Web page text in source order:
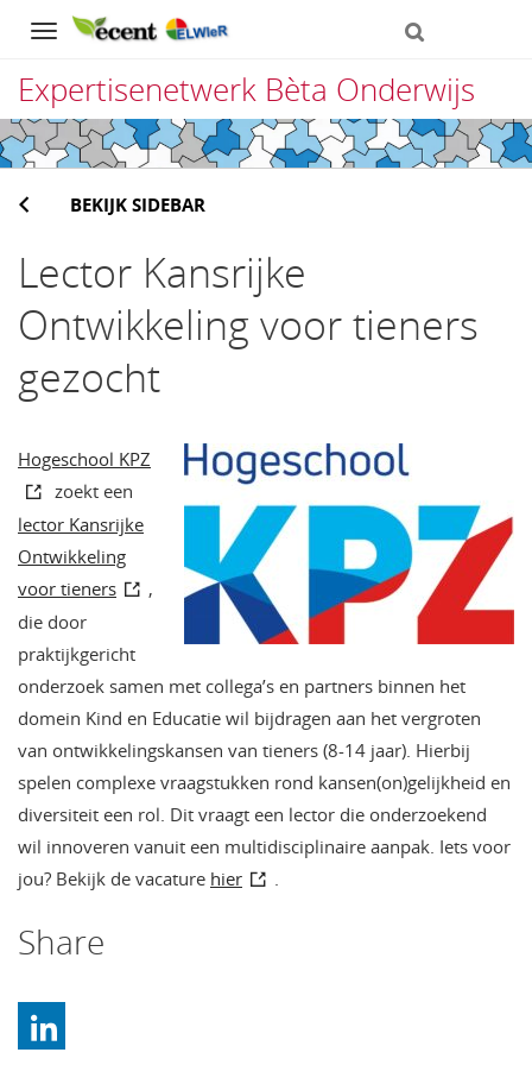
Navigation
Expertisenetwerk Bèta Onderwijs
Direct
naar
het
inhoud
BEKIJK SIDEBAR
Lector Kansrijke
Ontwikkeling voor tieners
gezocht
Hogeschool KPZ
zoekt een
lector Kansrijke
Ontwikkeling
voor tieners
,
die door
praktijkgericht
onderzoek samen met collega’s en partners binnen het
domein Kind en Educatie wil bijdragen aan het vergroten
van ontwikkelingskansen van tieners (8-14 jaar). Hierbij
spelen complexe vraagstukken rond kansen(on)gelijkheid en
diversiteit een rol. Dit vraagt een lector die onderzoekend
wil innoveren vanuit een multidisciplinaire aanpak. Iets voor
jou? Bekijk de vacature hier .
Share